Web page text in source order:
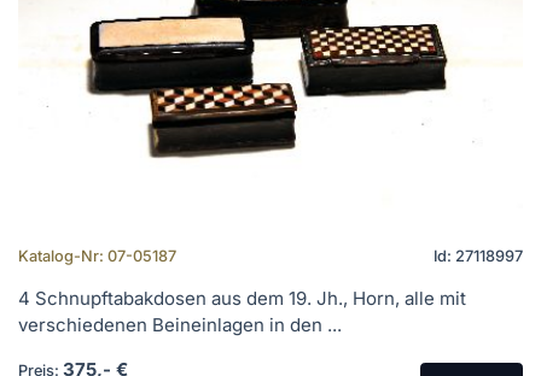
Katalog-Nr: 07-05187 Id: 27118997
4 Schnupftabakdosen aus dem 19. Jh., Horn, alle mit
verschiedenen Beineinlagen in den ...
Preis: 375,- €